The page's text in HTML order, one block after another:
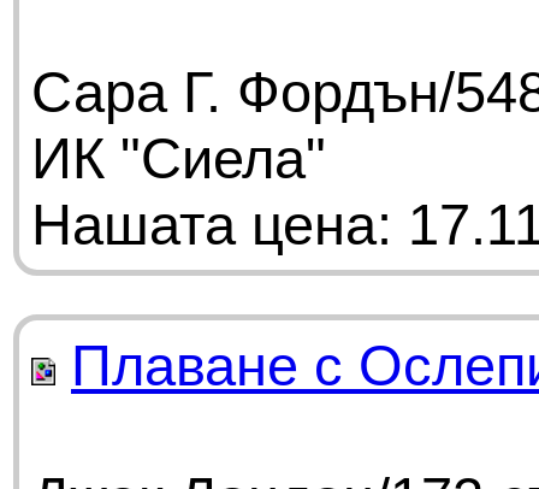
Сара Г. Фордън/
ИК "Сиела"
Нашата цена:
Плаване с